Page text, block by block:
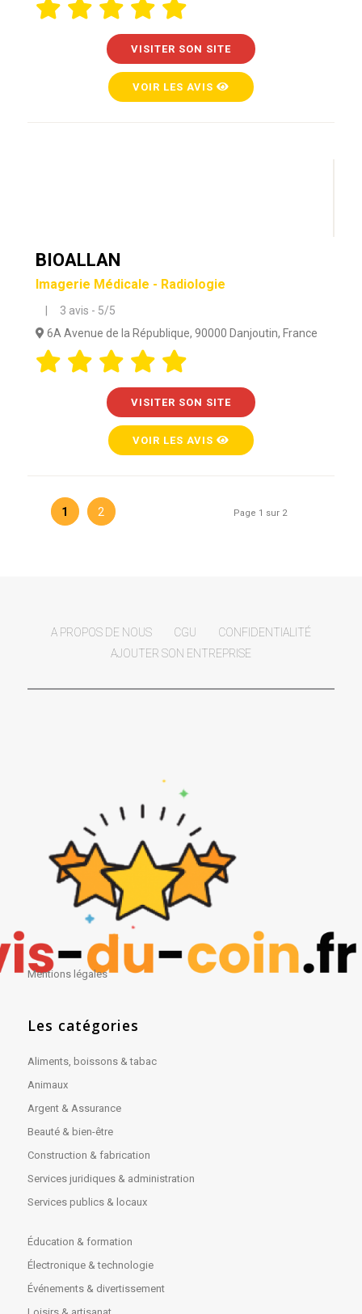
VISITER SON SITE
VOIR LES AVIS
BIOALLAN
Imagerie Médicale - Radiologie
| 3 avis - 5/5
6A Avenue de la République, 90000 Danjoutin, France
VISITER SON SITE
VOIR LES AVIS
Page 1 sur 2
1 2
A PROPOS DE NOUS CGU
CONFIDENTIALITÉ
AJOUTER SON ENTREPRISE
Mentions légales
Les catégories
Aliments, boissons & tabac
Animaux
Argent & Assurance
Beauté & bien-être
Construction & fabrication
Services juridiques & administration
Services publics & locaux
Éducation & formation
Électronique & technologie
Événements & divertissement